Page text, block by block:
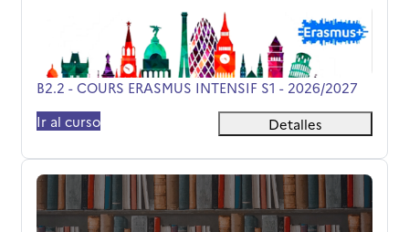
B2.2 - COURS ERASMUS INTENSIF S1 - 2026/2027
Nombre del curso
B2.2 - COURS ERASMUS INTENSIF S1 - 2026/2027
Ir al curso
Detalles
Doctorants - Cours de Français sur Objectif Universitaire